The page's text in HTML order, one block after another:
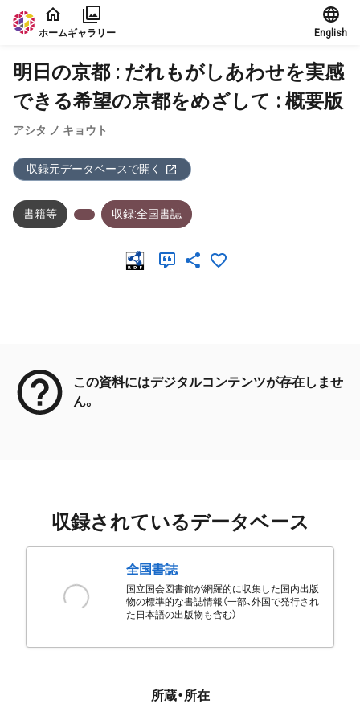
本文に飛ぶ
ホームギャラリー English
明日の京都 : だれもがしあわせを実感
できる希望の京都をめざして : 概要版
アシタ ノ キョウト
収録元データベースで開く
書籍等 収録:全国書誌
この資料にはデジタルコンテンツが存在しませ
ん。
収録されているデータベース
全国書誌
国立国会図書館が網羅的に収集した国内出版
物の標準的な書誌情報（一部、外国で発行され
た日本語の出版物も含む）
所蔵・所在